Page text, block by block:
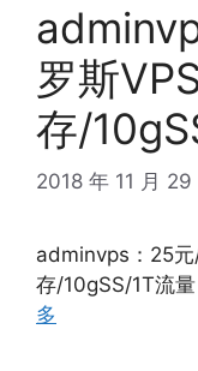
罗斯
存/
2018 年 11 月 29
adminvps：25
存/10gSS/1T流
多